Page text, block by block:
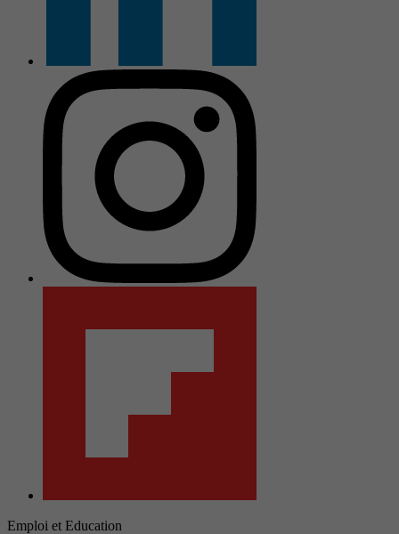
Emploi et Education